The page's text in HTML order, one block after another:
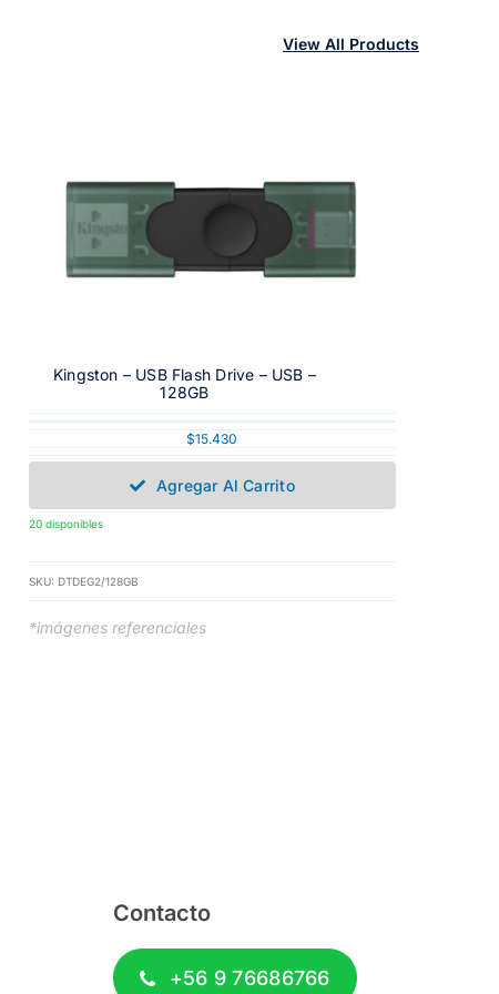
View All Products
Kingston – USB Flash Drive – USB –
128GB
$15.430
Agregar Al Carrito
20 disponibles
SKU: DTDEG2/128GB
*imágenes referenciales
Contacto
+56 9 76686766